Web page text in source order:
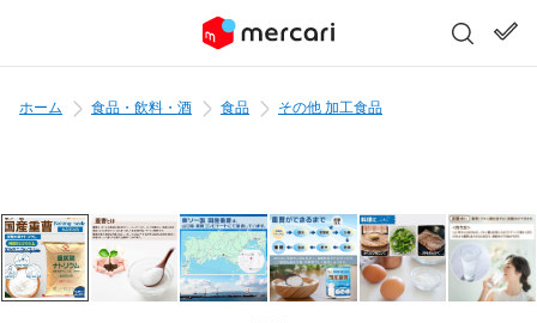
ホーム 食品・飲料・酒 食品 その他 加工食品